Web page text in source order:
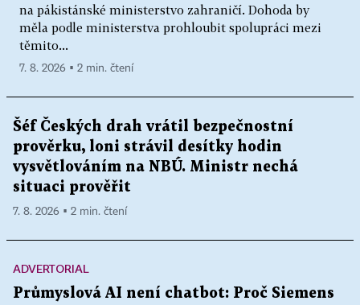
na pákistánské ministerstvo zahraničí. Dohoda by
měla podle ministerstva prohloubit spolupráci mezi
těmito...
7. 8. 2026 ▪ 2 min. čtení
Šéf Českých drah vrátil bezpečnostní
prověrku, loni strávil desítky hodin
vysvětlováním na NBÚ. Ministr nechá
situaci prověřit
7. 8. 2026 ▪ 2 min. čtení
ADVERTORIAL
Průmyslová AI není chatbot: Proč Siemens